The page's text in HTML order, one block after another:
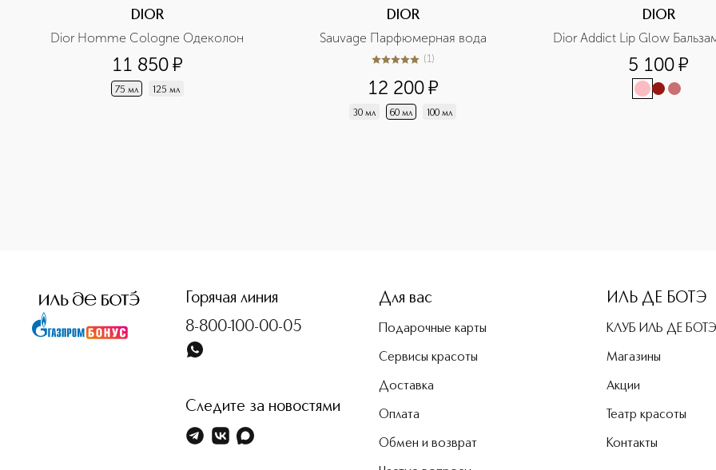
DIOR
Dior Homme Cologne Одеколон
11 850¤
75 мл 125 мл
DIOR
Sauvage Парфюмерная вода
5из 51 (1)
12 200¤
30 мл 60 мл 100 мл
DIOR
Dior Addict Lip Glow
5 100¤
Горячая линия
8-800-100-00-05
Следите за новостями
Для вас
Подарочные карты
Сервисы красоты
Доставка
Оплата
Обмен и возврат
ИЛЬ ДЕ БОТЭ
КЛУБ ИЛЬ ДЕ БОТЭ
Магазины
Акции
Театр красоты
Контакты